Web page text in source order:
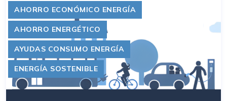
AHORRO ECONÓMICO ENERGÍA
AHORRO ENERGÉTICO
AYUDAS CONSUMO ENERGÍA
ENERGÍA SOSTENIBLE